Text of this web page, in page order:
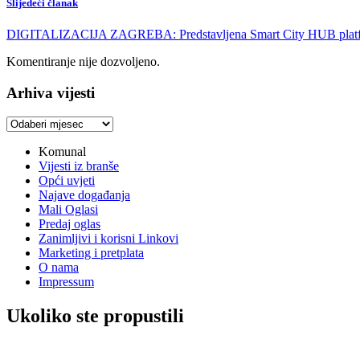
Slijedeći članak
DIGITALIZACIJA ZAGREBA: Predstavljena Smart City HUB
Komentiranje nije dozvoljeno.
Arhiva vijesti
Arhiva
Komunal
Vijesti iz branše
Opći uvjeti
Najave događanja
Mali Oglasi
Predaj oglas
Zanimljivi i korisni Linkovi
Marketing i pretplata
O nama
Impressum
Ukoliko ste propustili